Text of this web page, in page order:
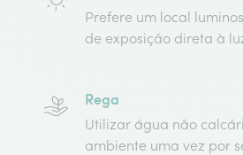
Prefere um local
de exposição direta à
Rega
Utilizar água não
ambiente uma vez por